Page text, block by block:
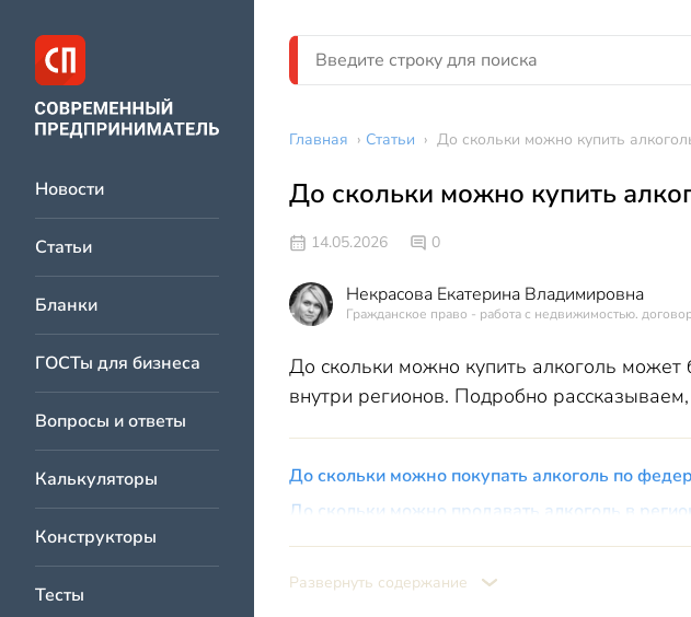
Новости
Статьи
Бланки
ГОСТы для бизнеса
Вопросы и ответы
Калькуляторы
Конструкторы
Тесты
Главная › Статьи › До скольки можно купить
До скольки можно купить
14.05.2026 0
Некрасова Екатерина Владимировна
Гражданское право - работа с недвижимостью.
До скольки можно купить алкоголь
внутри регионов. Подробно
До скольки можно покупать алкоголь по
До скольки можно продавать алкоголь в
Со скольки можно покупать алкоголь в
До скольки можно продавать алкоголь в
Развернуть содержание